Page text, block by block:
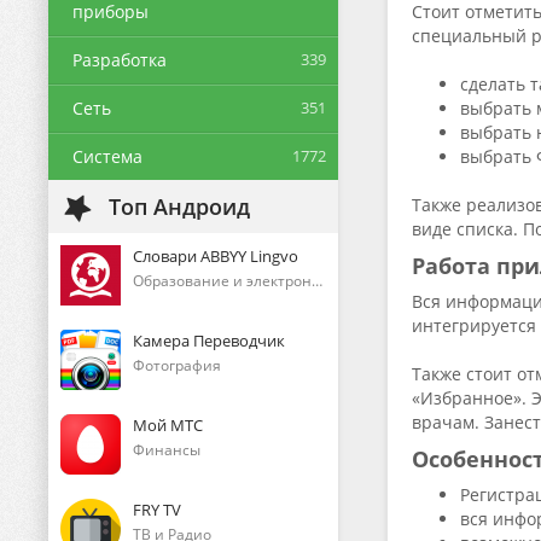
приборы
Разработка 339
Сеть 351
Система 1772
Топ Андроид
Словари ABBYY Lingvo
Образование и электронные книги
Камера Переводчик
Фотография
Мой МТС
Финансы
FRY TV
ТВ и Радио
Стоит
специальный
сделать
выбрать
выбрать
выбрать
Также
виде списка.
Работа
Вся
Также стоит
«Избранное».
врачам.
вся